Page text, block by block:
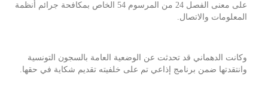
على معنى الفصل 24 من المرسوم 54 الخاص بمكافحة جرائم أنظمة
المعلومات والاتصال.
وكانت الدهماني قد تحدثت عن الوضعية العامة بالسجون التونسية
وانتقدتها ضمن برنامج إذاعي تم على خلفيته تقديم شكاية في حقها.